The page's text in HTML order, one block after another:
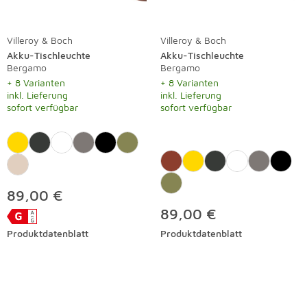
Villeroy & Boch
Akku-Tischleuchte
Bergamo
+ 8 Varianten
inkl. Lieferung
sofort verfügbar
89,00 €
Produktdatenblatt
Villeroy & Boch
Akku-Tischleuchte
Bergamo
+ 8 Varianten
inkl. Lieferung
sofort verfügbar
89,00 €
Produktdatenblatt